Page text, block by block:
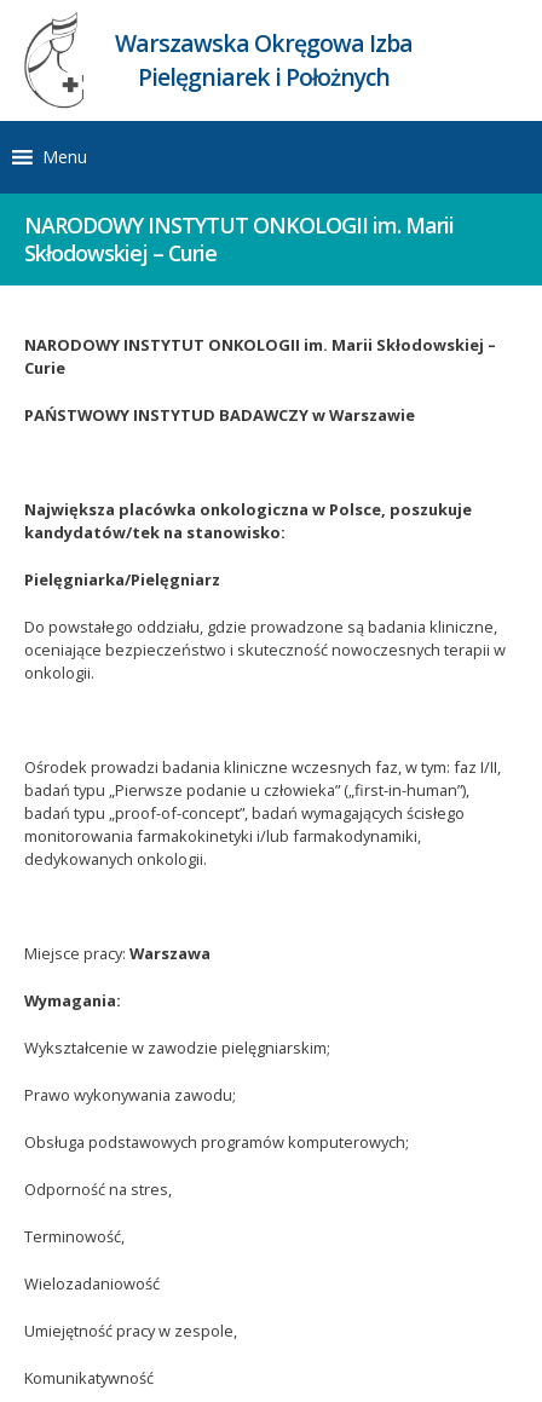
Warszawska Okręgowa Izba
Pielęgniarek i Położnych
Menu
NARODOWY INSTYTUT ONKOLOGII im. Marii
Skłodowskiej – Curie
NARODOWY INSTYTUT ONKOLOGII im. Marii Skłodowskiej –
Curie
PAŃSTWOWY INSTYTUD BADAWCZY w Warszawie
Największa placówka onkologiczna w Polsce, poszukuje
kandydatów/tek na stanowisko:
Pielęgniarka/Pielęgniarz
Do powstałego oddziału, gdzie prowadzone są badania kliniczne,
oceniające bezpieczeństwo i skuteczność nowoczesnych terapii w
onkologii.
Ośrodek prowadzi badania kliniczne wczesnych faz, w tym: faz I/II,
badań typu „Pierwsze podanie u człowieka” („first-in-human”),
badań typu „proof-of-concept”, badań wymagających ścisłego
monitorowania farmakokinetyki i/lub farmakodynamiki,
dedykowanych onkologii.
Miejsce pracy: Warszawa
Wymagania:
Wykształcenie w zawodzie pielęgniarskim;
Prawo wykonywania zawodu;
Obsługa podstawowych programów komputerowych;
Odporność na stres,
Terminowość,
Wielozadaniowość
Umiejętność pracy w zespole,
Komunikatywność